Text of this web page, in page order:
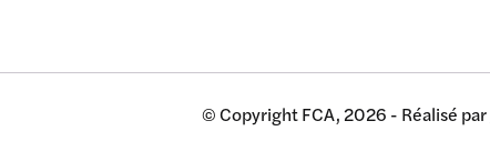
© Copyright FCA, 2026 - Réalisé par